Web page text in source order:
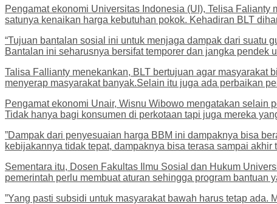
Pengamat ekonomi Universitas Indonesia (UI), Telisa
satunya kenaikan harga kebutuhan pokok. Kehadiran BLT
“Tujuan bantalan sosial ini untuk menjaga dampak dari suatu
Bantalan ini seharusnya bersifat temporer dan jangka pendek
Talisa Fallianty menekankan, BLT bertujuan agar masyarakat
menyerap masyarakat banyak.Selain itu juga ada perbaikan
Pengamat ekonomi Unair, Wisnu Wibowo mengatakan selain
Tidak hanya bagi konsumen di perkotaan tapi juga mereka
”Dampak dari penyesuaian harga BBM ini dampaknya bisa
kebijakannya tidak tepat, dampaknya bisa terasa sampai akhir
Sementara itu, Dosen Fakultas Ilmu Sosial dan Hukum
pemerintah perlu membuat aturan sehingga program
”Yang pasti subsidi untuk masyarakat bawah harus tetap